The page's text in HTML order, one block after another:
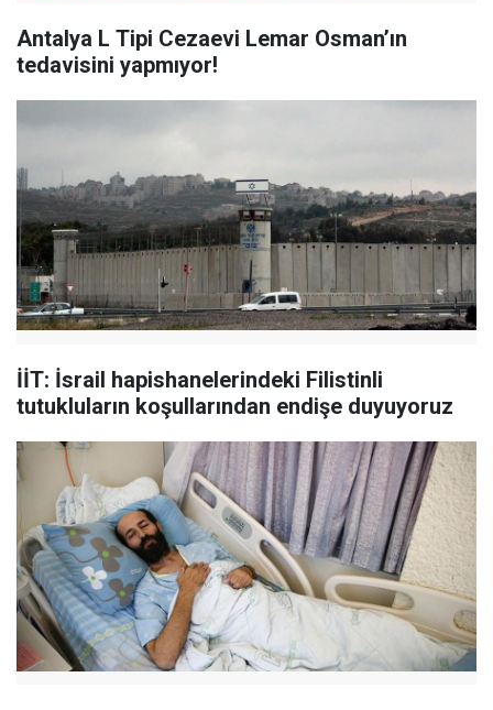
Antalya L Tipi Cezaevi Lemar Osman’ın
tedavisini yapmıyor!
İİT: İsrail hapishanelerindeki Filistinli
tutukluların koşullarından endişe duyuyoruz